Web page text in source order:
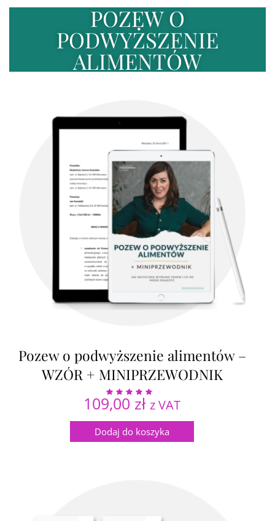
POZEW O
PODWYŻSZENIE
ALIMENTÓW
Pozew o podwyższenie alimentów –
WZÓR + MINIPRZEWODNIK
Oceniono
5.00
109,00 zł z VAT
Dodaj do koszyka